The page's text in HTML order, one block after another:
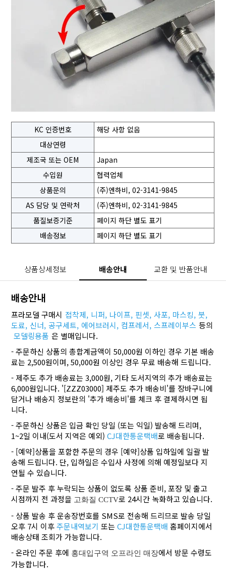
KC 인증번호
해당 사항 없음
대상연령
제조국 또는 OEM
Japan
수입원
협력업체
상품문의
(주)엔하비, 02-3141-9845
AS 담당 및 연락처
(주)엔하비, 02-3141-9845
품질보증기준
페이지 하단 별도 표기
배송정보
페이지 하단 별도 표기
상품상세정보 배송안내 교환 및 반품안내
배송안내
프라모델 구매시 접착제, 니퍼, 나이프, 핀셋, 사포, 마스킹, 붓,
도료, 신너, 공구세트, 에어브러시, 컴프레서, 스프레이부스 등의
모델링용품 은 별매입니다.
- 주문하신 상품의 총합계금액이 50,000원 이하인 경우 기본 배송
료는 2,500원이며, 50,000원 이상인 경우 무료 배송해 드립니다.
- 제주도 추가 배송료는 3,000원, 기타 도서지역의 추가 배송료는
6,000원입니다. '[ZZZ03000] 제주도 추가 배송비'를 장바구니에
담거나 배송지 정보란의 '추가 배송비'를 체크 후 결제하시면 됩
니다.
- 주문하신 상품은 입금 확인 당일 (또는 익일) 발송해 드리며,
1~2일 이내(도서 지역은 예외)CJ대한통운택배로 배송됩니다.
- [예약]상품을 포함한 주문의 경우 [예약]상품 입하일에 일괄 발
송해 드립니다. 단, 입하일은 수입사 사정에 의해 예정일보다 지
연될 수 있습니다.
- 주문 발주 후 누락되는 상품이 없도록 상품 준비, 포장 및 출고
시점까지 전 과정을 고화질 CCTV로 24시간 녹화하고 있습니다.
- 상품 발송 후 운송장번호를 SMS로 전송해 드리므로 발송 당일
오후 7시 이후주문내역보기 또는CJ대한통운택배 홈페이지에서
배송상태 조회가 가능합니다.
- 온라인 주문 후에 홍대입구역 오프라인 매장에서 방문 수령도
가능합니다.